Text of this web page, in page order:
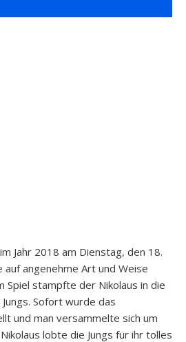
Jahr 2018 am Dienstag, den 18.
angenehme Art und Weise
Spiel stampfte der Nikolaus in die
Sofort wurde das
und man versammelte sich um
lobte die Jungs für ihr tolles